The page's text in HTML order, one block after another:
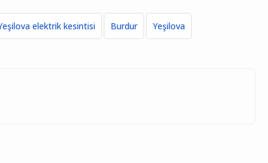
elektrik kesintisi Burdur Yeşilova